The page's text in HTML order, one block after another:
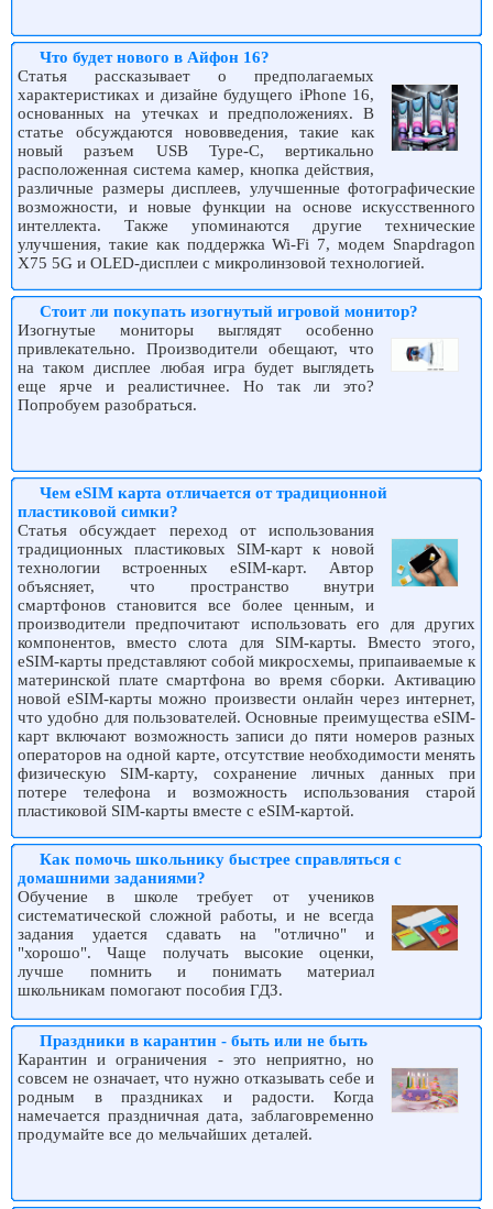
Что будет нового в Айфон 16?
Статья рассказывает о предполагаемых
характеристиках и дизайне будущего iPhone 16,
основанных на утечках и предположениях. В
статье обсуждаются нововведения, такие как
новый разъем USB Type-C, вертикально
расположенная система камер, кнопка действия,
различные размеры дисплеев, улучшенные фотографические
возможности, и новые функции на основе искусственного
интеллекта. Также упоминаются другие технические
улучшения, такие как поддержка Wi-Fi 7, модем Snapdragon
X75 5G и OLED-дисплеи с микролинзовой технологией.
Стоит ли покупать изогнутый игровой монитор?
Изогнутые мониторы выглядят особенно
привлекательно. Производители обещают, что
на таком дисплее любая игра будет выглядеть
еще ярче и реалистичнее. Но так ли это?
Попробуем разобраться.
Чем eSIM карта отличается от традиционной
пластиковой симки?
Статья обсуждает переход от использования
традиционных пластиковых SIM-карт к новой
технологии встроенных eSIM-карт. Автор
объясняет, что пространство внутри
смартфонов становится все более ценным, и
производители предпочитают использовать его для других
компонентов, вместо слота для SIM-карты. Вместо этого,
eSIM-карты представляют собой микросхемы, припаиваемые к
материнской плате смартфона во время сборки. Активацию
новой eSIM-карты можно произвести онлайн через интернет,
что удобно для пользователей. Основные преимущества eSIM-
карт включают возможность записи до пяти номеров разных
операторов на одной карте, отсутствие необходимости менять
физическую SIM-карту, сохранение личных данных при
потере телефона и возможность использования старой
пластиковой SIM-карты вместе с eSIM-картой.
Как помочь школьнику быстрее справляться с
домашними заданиями?
Обучение в школе требует от учеников
систематической сложной работы, и не всегда
задания удается сдавать на "отлично" и
"хорошо". Чаще получать высокие оценки,
лучше помнить и понимать материал
школьникам помогают пособия ГДЗ.
Праздники в карантин - быть или не быть
Карантин и ограничения - это неприятно, но
совсем не означает, что нужно отказывать себе и
родным в праздниках и радости. Когда
намечается праздничная дата, заблаговременно
продумайте все до мельчайших деталей.